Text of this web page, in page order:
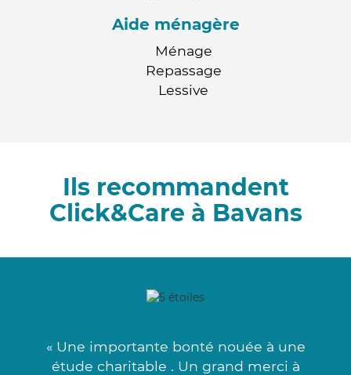
Aide ménagère
Ménage
Repassage
Lessive
Ils recommandent
Click&Care à Bavans
« Une importante bonté nouée à une
étude charitable . Un grand merci à